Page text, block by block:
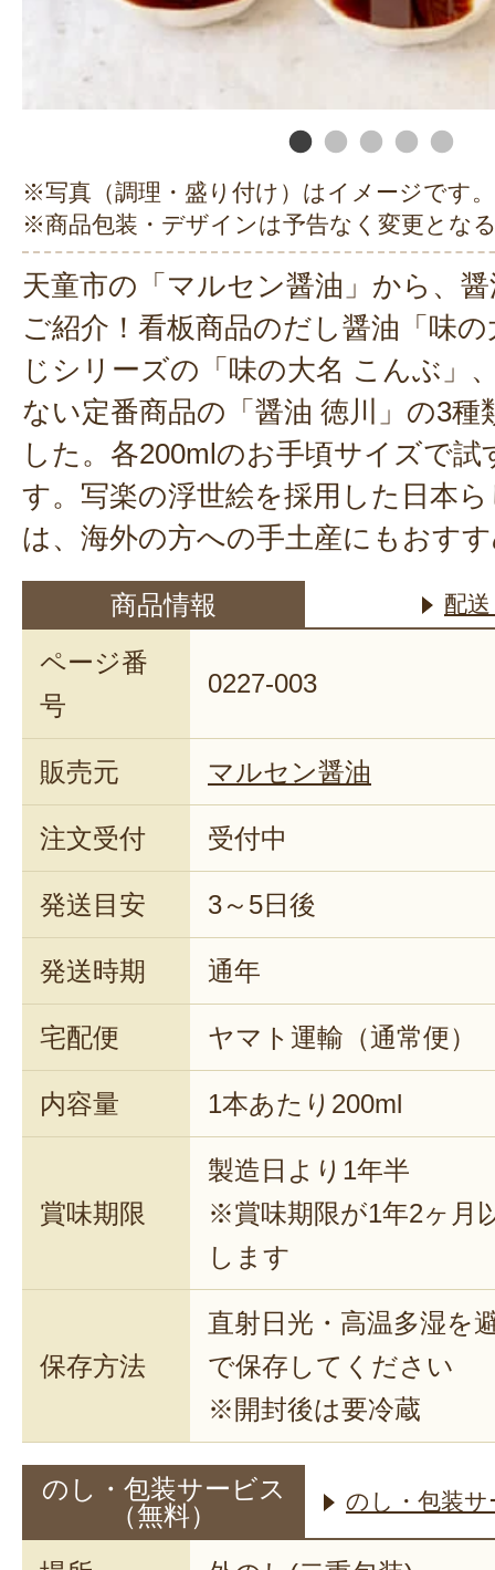
※写真（調理・盛り付け）はイメージです。
※商品包装・デザインは予告なく変更とな
天童市の「マルセン醤油」から、
ご紹介！看板商品のだし醤油「味
じシリーズの「味の大名 こんぶ」
ない定番商品の「醤油 徳川」の3
した。各200mlのお手頃サイズで
す。写楽の浮世絵を採用した日本
は、海外の方への手土産にもおす
商品情報 配
ページ番
号
0227-003
販売元 マルセン醤油
注文受付 受付中
発送目安 3～5日後
発送時期 通年
宅配便 ヤマト運輸（通常便）
内容量 1本あたり200ml
賞味期限
製造日より1年半
※賞味期限が1年2ヶ月
します
保存方法
直射日光・高温多湿を
で保存してください
※開封後は要冷蔵
のし・包装サービス
（無料）
のし・包装